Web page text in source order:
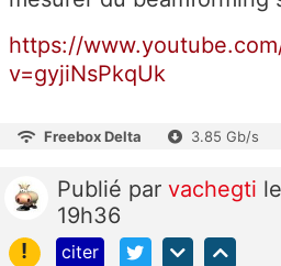
https://
v=gyjiNsPkqUk
Freebox Delta 3.85 Gb/s
Publié par vachegti
19h36
!
citer